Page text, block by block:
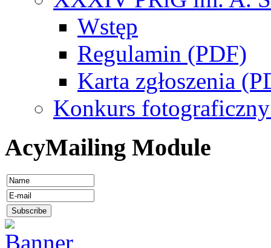
Wstęp
Regulamin (PDF)
Karta zgłoszenia
Konkurs fotograficzny
AcyMailing Module